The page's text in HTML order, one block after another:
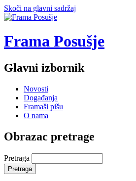
Skoči na glavni sadržaj
Frama Posušje
Glavni izbornik
Novosti
Događanja
Framaši pišu
O nama
Obrazac pretrage
Pretraga